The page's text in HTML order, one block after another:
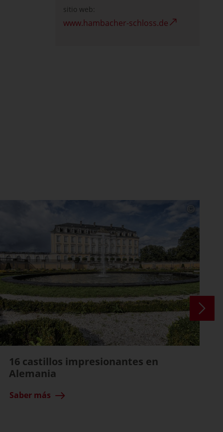
sitio web:
www.hambacher-schloss.de
16 castillos impresionantes en
Alemania
Saber más